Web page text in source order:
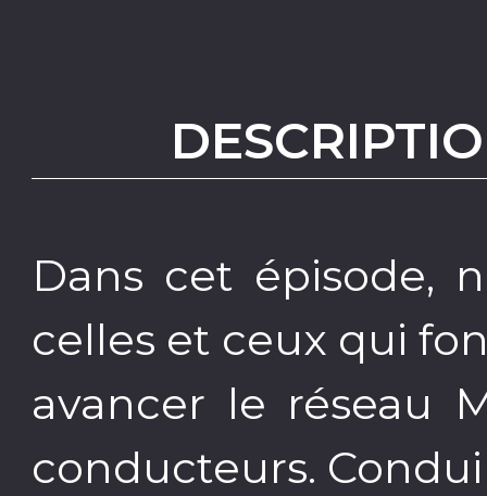
Dans cet épisode,
celles et ceux qui
avancer le réseau
conducteurs.